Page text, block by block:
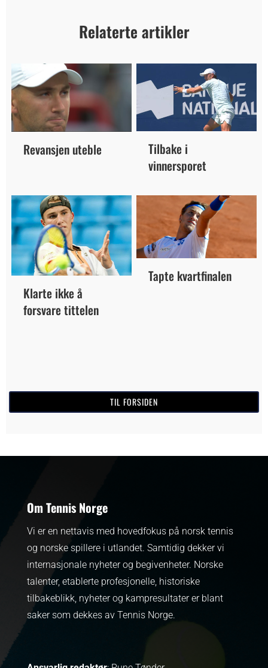
Relaterte artikler
Revansjen uteble
Tilbake i
vinnersporet
Klarte ikke å
forsvare tittelen
Tapte kvartfinalen
TIL FORSIDEN
Om Tennis Norge
Vi er en nettavis med hovedfokus på norsk tennis
og norske spillere i utlandet. Samtidig dekker vi
internasjonale nyheter og begivenheter. Norske
talenter, etablerte profesjonelle, historiske
tilbakeblikk, nyheter og kampresultater er blant
saker som dekkes av Tennis Norge.